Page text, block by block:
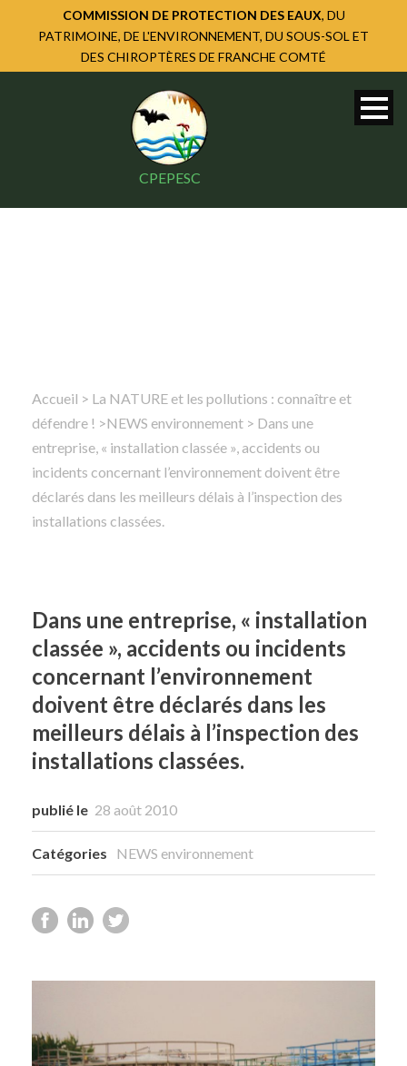
COMMISSION DE PROTECTION DES EAUX, DU
PATRIMOINE, DE L'ENVIRONNEMENT, DU SOUS-SOL ET
DES CHIROPTÈRES DE FRANCHE COMTÉ
CPEPESC
Rechercher
Accueil > La NATURE et les pollutions : connaître et
défendre ! >NEWS environnement > Dans une
entreprise, « installation classée », accidents ou
incidents concernant l’environnement doivent être
déclarés dans les meilleurs délais à l’inspection des
installations classées.
Dans une entreprise, « installation
classée », accidents ou incidents
concernant l’environnement
doivent être déclarés dans les
meilleurs délais à l’inspection des
installations classées.
publié le 28 août 2010
Catégories NEWS environnement